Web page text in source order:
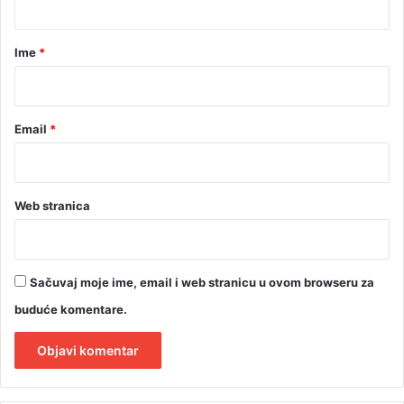
rIme *
Email *
Web stranica
Sačuvaj moje ime, email i web stranicu u ovom browseru za
buduće komentare.